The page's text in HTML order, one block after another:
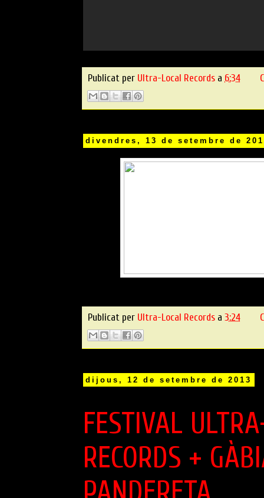
Publicat per Ultra-Local Records a 6:34
divendres, 13 de setembre de
Publicat per Ultra-Local Records a 3:24
dijous, 12 de setembre de 2013
FESTIVAL
RECORDS +